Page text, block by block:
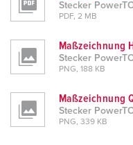
h
Stecker
PDF, 2 MB
Maßzeichnung
Stecker
PNG, 188 KB
Maßzeichnung
Stecker
PNG, 339 KB